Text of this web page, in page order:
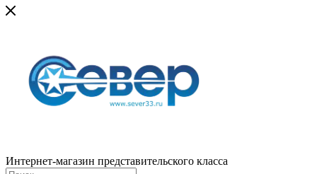
Интернет-магазин представительского класса